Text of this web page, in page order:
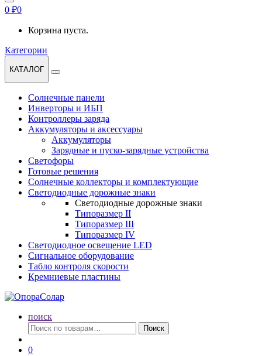
0 ₽0
Корзина пуста.
Категории
КАТАЛОГ
Солнечные панели
Инверторы и ИБП
Контроллеры заряда
Аккумуляторы и аксессуары
Аккумуляторы
Зарядные и пуско-зарядные устройства
Светофоры
Готовые решения
Солнечные коллекторы и комплектующие
Светодиодные дорожные знаки
Светодиодные дорожные знаки
Типоразмер II
Типоразмер III
Типоразмер IV
Светодиодное освещение LED
Сигнальное оборудование
Табло контроля скорости
Кремниевые пластины
поиск
Искать:
Поиск
0